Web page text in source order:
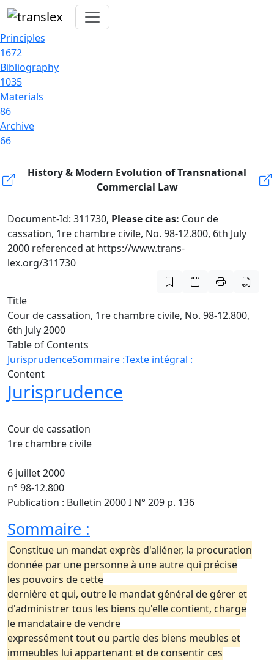
Principles
1672
Bibliography
1035
Materials
86
Archive
66
History & Modern Evolution of Transnational
Commercial Law
Document-Id: 311730, Please cite as: Cour de
cassation, 1re chambre civile, No. 98-12.800, 6th July
2000 referenced at https://www.trans-
lex.org/311730
Title
Cour de cassation, 1re chambre civile, No. 98-12.800,
6th July 2000
Table of Contents
JurisprudenceSommaire :Texte intégral :
Content
Jurisprudence
Cour de cassation
1re chambre civile
6 juillet 2000
n° 98-12.800
Publication : Bulletin 2000 I N° 209 p. 136
Sommaire :
Constitue un mandat exprès d'aliéner, la procuration
donnée par une personne à une autre qui précise
les pouvoirs de cette
dernière et qui, outre le mandat général de gérer et
d'administrer tous les biens qu'elle contient, charge
le mandataire de vendre
expressément tout ou partie des biens meubles et
immeubles lui appartenant et de consentir ces